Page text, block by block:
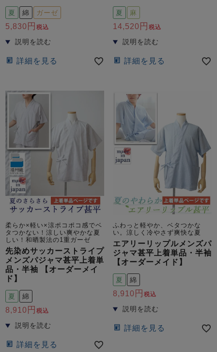
春 秋
ボーイズパジャマ
春
売れ筋ランキング
- Item Ranking -
新着商品
- New Arrival -
すべての季節のパジャマ一覧はこちら
すべての生地一覧はこちら
羽織・バスロ
ーブ
すべてのキッ
パジャマ
ガールズ長袖 ガールズ半袖 ワンピース
ガールズ前開
ガールズかぶ
ボーイズ長袖
ボーイズ前開
き
夏 綿 ガーゼ
5,830 税込
詳細を見る
夏 麻
14,520 税込
詳細を見る
柔らか×軽い×涼ポコポコ感でベ
タつかない！涼しい爽やかな夏
しい！和晒製法の1重ガーゼ
先染めサッカーストライプ
メンズパジャマ甚平上着単
品・半袖 【オーダーメイ
ド】
夏 綿
8,910 税込
詳細を見る
ふわっと軽やか、ベタつかな
い。涼しく冷やさず爽快な夏
エアリーリップルメンズパ
ジャマ甚平上着単品・半袖
【オーダーメイド】
夏 綿
8,910 税込
詳細を見る